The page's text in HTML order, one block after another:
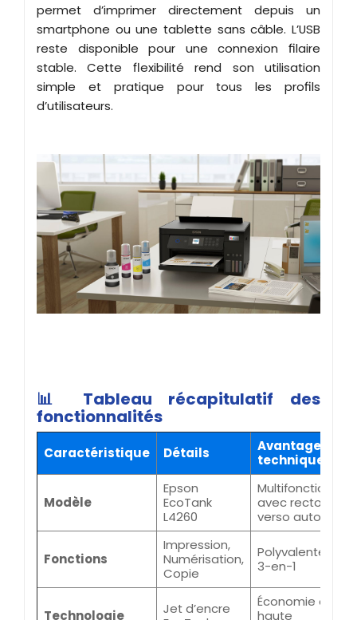
permet d’imprimer directement depuis un
smartphone ou une tablette sans câble. L’USB
reste disponible pour une connexion filaire
stable. Cette flexibilité rend son utilisation
simple et pratique pour tous les profils
d’utilisateurs.
📊 Tableau récapitulatif des
fonctionnalités
Caractéristique Détails
Avantages
techniques
Modèle
Epson
EcoTank
L4260
Multifonction
avec recto-
verso auto
Fonctions
Impression,
Numérisation,
Copie
Polyvalente
3-en-1
Technologie
Jet d’encre
Économie et
haute